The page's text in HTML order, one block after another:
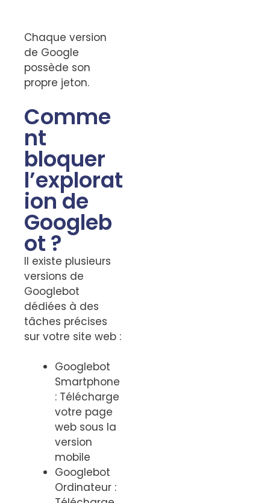
Chaque version
de Google
possède son
propre jeton.
Comme
nt
bloquer
l’explorat
ion de
Googleb
ot ?
Il existe plusieurs
versions de
Googlebot
dédiées à des
tâches précises
sur votre site web :
Googlebot
Smartphone
: Télécharge
votre page
web sous la
version
mobile
Googlebot
Ordinateur :